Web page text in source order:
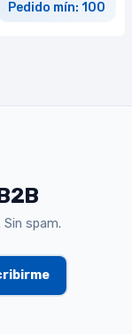
Pedido mín: 100
spam.